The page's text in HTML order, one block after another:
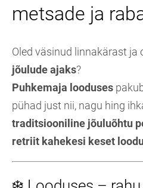
metsade ja
Oled väsinud linnakärast ja
jõulude ajaks?
Puhkemaja looduses
pühad just nii, nagu hing
traditsiooniline jõuluõhtu
retriit kahekesi keset